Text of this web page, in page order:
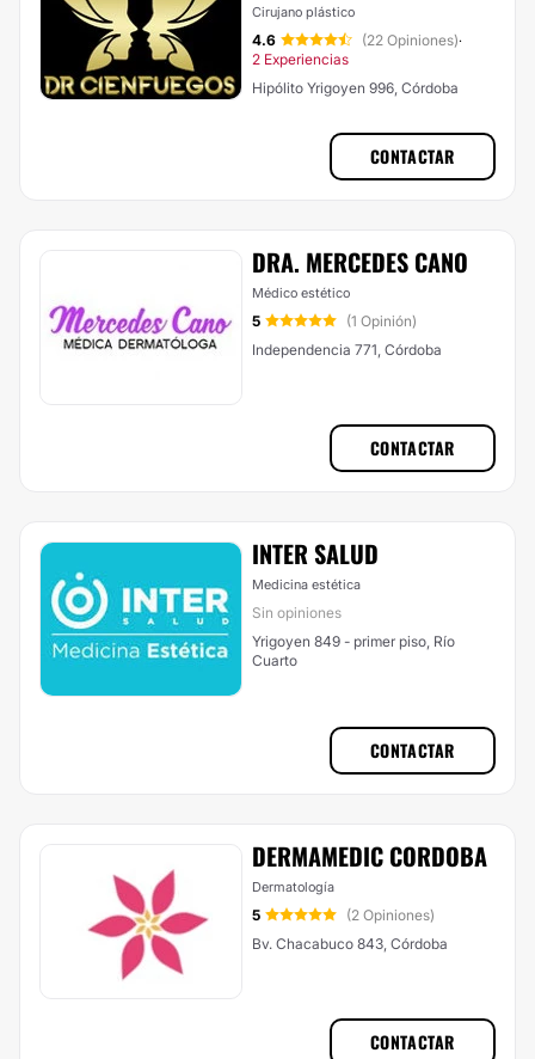
Cirujano plástico
4.6 (22 Opiniones)·
2 Experiencias
Hipólito Yrigoyen 996, Córdoba
CONTACTAR
DRA. MERCEDES CANO
Médico estético
5
(1 Opinión)
Independencia 771, Córdoba
CONTACTAR
INTER SALUD
Medicina estética
Sin opiniones
Yrigoyen 849 - primer piso, Río
Cuarto
CONTACTAR
DERMAMEDIC CORDOBA
Dermatología
5
(2 Opiniones)
Bv. Chacabuco 843, Córdoba
CONTACTAR